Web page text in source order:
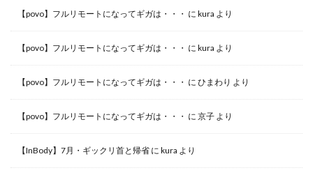
【povo】フルリモートになってギガは・・・ に kura より
【povo】フルリモートになってギガは・・・ に kura より
【povo】フルリモートになってギガは・・・ に ひまわり より
【povo】フルリモートになってギガは・・・ に 京子 より
【InBody】7月・ギックリ首と帰省 に kura より